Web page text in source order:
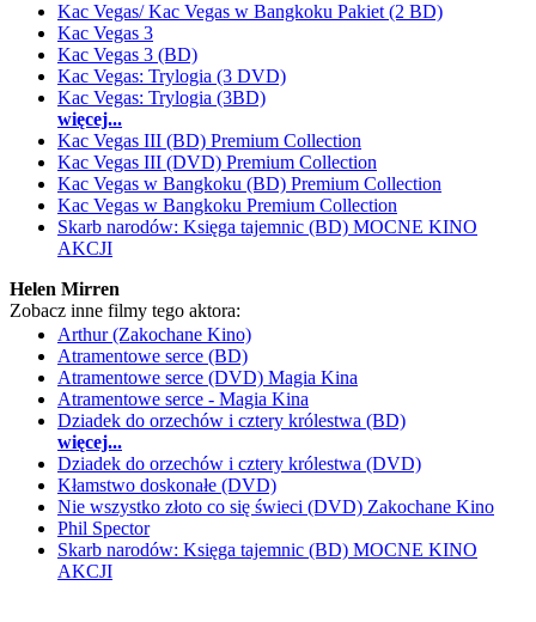
Kac Vegas/ Kac Vegas w Bangkoku Pakiet (2 BD)
Kac Vegas 3
Kac Vegas 3 (BD)
Kac Vegas: Trylogia (3 DVD)
Kac Vegas: Trylogia (3BD)
więcej...
Kac Vegas III (BD) Premium Collection
Kac Vegas III (DVD) Premium Collection
Kac Vegas w Bangkoku (BD) Premium Collection
Kac Vegas w Bangkoku Premium Collection
Skarb narodów: Księga tajemnic (BD) MOCNE KINO
AKCJI
Helen Mirren
Zobacz inne filmy tego aktora:
Arthur (Zakochane Kino)
Atramentowe serce (BD)
Atramentowe serce (DVD) Magia Kina
Atramentowe serce - Magia Kina
Dziadek do orzechów i cztery królestwa (BD)
więcej...
Dziadek do orzechów i cztery królestwa (DVD)
Kłamstwo doskonałe (DVD)
Nie wszystko złoto co się świeci (DVD) Zakochane Kino
Phil Spector
Skarb narodów: Księga tajemnic (BD) MOCNE KINO
AKCJI